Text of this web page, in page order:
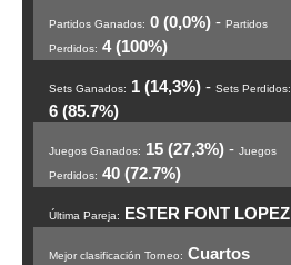
Partidos Ganados: 0 (0,0%) - Partidos
Perdidos: 4 (100%)
Sets Ganados: 1 (14,3%) - Sets Perdidos:
6 (85.7%)
Juegos Ganados: 15 (27,3%) - Juegos
Perdidos: 40 (72.7%)
Última Pareja: ESTER FONT LOPEZ
Mejor clasificación Torneo: Cuartos